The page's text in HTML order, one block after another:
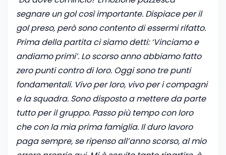
segnare un gol così importante. Dispiace per il
gol preso, però sono contento di essermi rifatto.
Prima della partita ci siamo detti: ‘Vinciamo e
andiamo primi’. Lo scorso anno abbiamo fatto
zero punti contro di loro. Oggi sono tre punti
fondamentali. Vivo per loro, vivo per i compagni
e la squadra. Sono disposto a mettere da parte
tutto per il gruppo. Passo più tempo con loro
che con la mia prima famiglia. Il duro lavoro
paga sempre, se ripenso all’anno scorso, al mio